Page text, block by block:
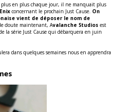
en plus chaque jour, il ne manquait plus
concernant le prochain Just Cause. On
vient de déposer le nom de
doute maintenant, Avalanche Studios est
la série Just Cause qui débarquera en juin
dans quelques semaines nous en apprendra